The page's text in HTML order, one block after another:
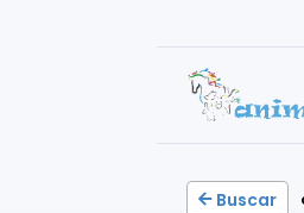
Buscar